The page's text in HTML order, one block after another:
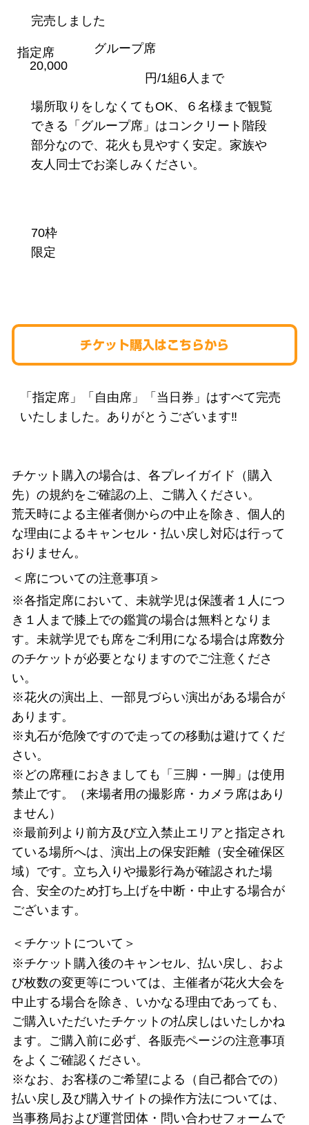
完売しました
指定席
グループ席
20,000
円/1組6人まで
場所取りをしなくてもOK、６名様まで観覧
できる「グループ席」はコンクリート階段
部分なので、花火も見やすく安定。家族や
友人同士でお楽しみください。
70枠
限定
チケット購入はこちらから
「指定席」「自由席」「当日券」はすべて完売
いたしました。ありがとうございます‼️
チケット購入の場合は、各プレイガイド（購入
先）の規約をご確認の上、ご購入ください。
​荒天時による主催者側からの中止を除き、個人的
な理由によるキャンセル・払い戻し対応は行って
おりません。
＜席についての注意事項＞
※各指定席において、未就学児は保護者１人につ
き１人まで膝上での鑑賞の場合は無料となりま
す。未就学児でも席をご利用になる場合は席数分
のチケットが必要となりますのでご注意くださ
い。
※花火の演出上、一部見づらい演出がある場合が
あります。
※丸石が危険ですので走っての移動は避けてくだ
さい。​
※どの席種におきましても「三脚・一脚」は使用
禁止です。（来場者用の撮影席・カメラ席はあり
ません）
※最前列より前方及び立入禁止エリアと指定され
ている場所へは、演出上の保安距離（安全確保区
域）です。立ち入りや撮影行為が確認された場
合、安全のため打ち上げを中断・中止する場合が
ございます。
＜チケットについて＞
※チケット購入後のキャンセル、払い戻し、およ
び枚数の変更等については、主催者が花火大会を
中止する場合を除き、いかなる理由であっても、
ご購入いただいたチケットの払戻しはいたしかね
ます。ご購入前に必ず、各販売ページの注意事項
をよくご確認ください。
※なお、お客様のご希望による（自己都合での）
払い戻し及び購入サイトの操作方法については、
当事務局および運営団体・問い合わせフォームで